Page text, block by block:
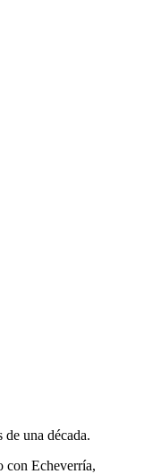
una década.
con Echeverría,